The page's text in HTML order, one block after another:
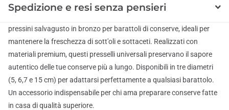
Spedizione e resi senza pensieri
pressini salvagusto in bronzo per barattoli di conserve, ideali per
mantenere la freschezza di sott'oli e sottaceti. Realizzati con
materiali premium, questi presselli universali preservano il sapore
autentico delle tue conserve più a lungo. Disponibili in tre diametri
(5, 6,7 e 15 cm) per adattarsi perfettamente a qualsiasi barattolo.
Un accessorio indispensabile per chi ama preparare conserve fatte
in casa di qualità superiore.